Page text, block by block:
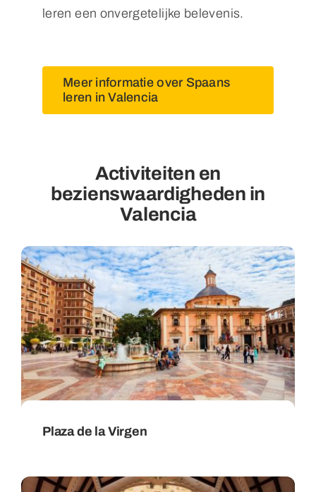
leren een onvergetelijke belevenis.
Meer informatie over Spaans
leren in Valencia
Activiteiten en
bezienswaardigheden in
Valencia
Plaza de la Virgen